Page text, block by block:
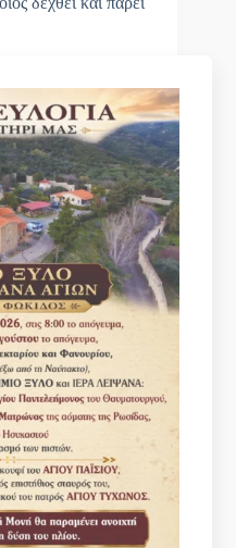
NEXT
την Μονή μας